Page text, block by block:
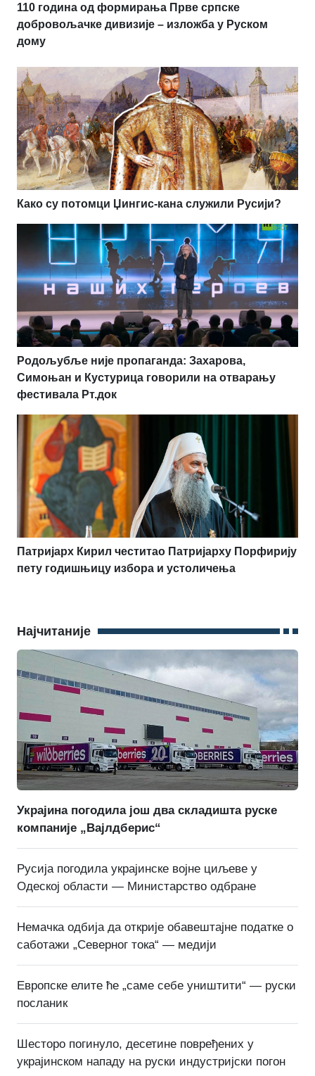
110 година од формирања Прве српске
добровољачке дивизије – изложба у Руском
дому
Како су потомци Џингис-кана служили Русији?
Родољубље није пропаганда: Захарова,
Симоњан и Кустурица говорили на отварању
фестивала Рт.док
Патријарх Кирил честитао Патријарху Порфирију
пету годишњицу избора и устоличења
Најчитаније
Украјина погодила још два складишта руске
компаније „Вајлдберис“
Русија погодила украјинске војне циљеве у
Одеској области — Министарство одбране
Немачка одбија да открије обавештајне податке о
саботажи „Северног тока“ — медији
Европске елите ће „саме себе уништити“ — руски
посланик
Шесторо погинуло, десетине повређених у
украјинском нападу на руски индустријски погон